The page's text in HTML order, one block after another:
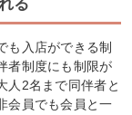
る
も入店ができる制
者制度にも制限が
人2名まで同伴者と
会員でも会員と一